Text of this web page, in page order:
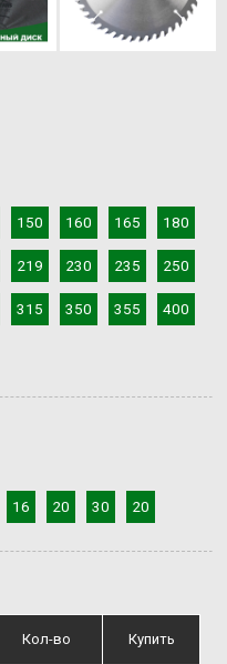
150 160 165 180
219 230 235 250
315 350 355 400
16 20 30 20
Кол-во Купить